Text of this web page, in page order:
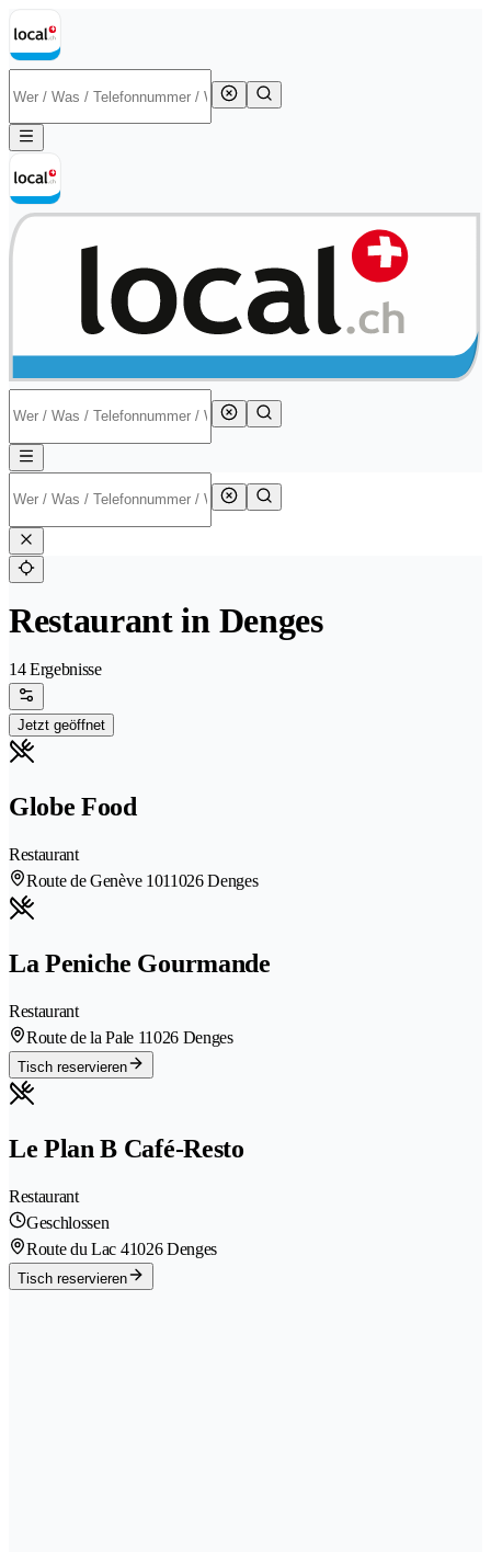
Restaurant in Denges
14 Ergebnisse
Jetzt geöffnet
Globe Food
Restaurant
Route de Genève 1011026 Denges
La Peniche Gourmande
Restaurant
Route de la Pale 11026 Denges
Tisch reservieren
Le Plan B Café-Resto
Restaurant
Geschlossen
Route du Lac 41026 Denges
Tisch reservieren